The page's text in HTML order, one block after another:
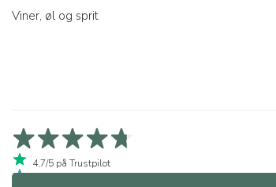
Viner, øl og sprit
4,7/5 på Trustpilot